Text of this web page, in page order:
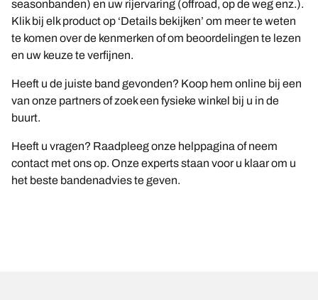
seasonbanden) en uw rijervaring (offroad, op de weg enz.).
Klik bij elk product op ‘Details bekijken’ om meer te weten
te komen over de kenmerken of om beoordelingen te lezen
en uw keuze te verfijnen.
Heeft u de juiste band gevonden? Koop hem online bij een
van onze partners of zoek een fysieke winkel bij u in de
buurt.
Heeft u vragen? Raadpleeg onze helppagina of neem
contact met ons op. Onze experts staan voor u klaar om u
het beste bandenadvies te geven.